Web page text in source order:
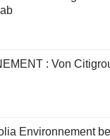
: Von
Environnement